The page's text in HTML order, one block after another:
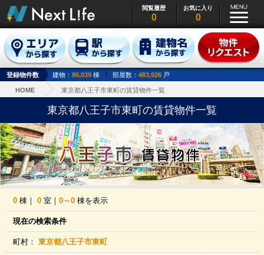
閲覧履歴
0
お気に入り
0
登録物件数 建物： 86,039 棟 部屋数： 483,926 戸
HOME 東京都八王子市東町の賃貸物件一覧
東京都八王子市東町の賃貸物件一覧
0 棟｜0 室｜0～0 棟を表示
現在の検索条件
町村：東京都八王子市東町